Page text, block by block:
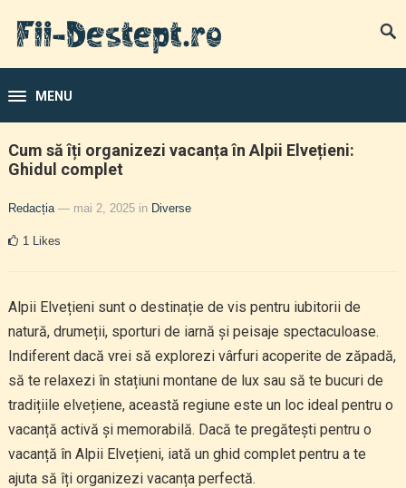
MENU
Cum să îți organizezi vacanța în Alpii Elvețieni:
Ghidul complet
Redacția — mai 2, 2025 in Diverse
1 Likes
Alpii Elvețieni sunt o destinație de vis pentru iubitorii de
natură, drumeții, sporturi de iarnă și peisaje spectaculoase.
Indiferent dacă vrei să explorezi vârfuri acoperite de zăpadă,
să te relaxezi în stațiuni montane de lux sau să te bucuri de
tradițiile elvețiene, această regiune este un loc ideal pentru o
vacanță activă și memorabilă. Dacă te pregătești pentru o
vacanță în Alpii Elvețieni, iată un ghid complet pentru a te
ajuta să îți organizezi vacanța perfectă.